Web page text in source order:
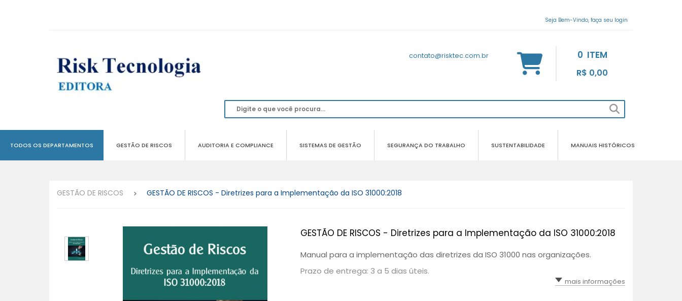
Seja Bem-Vindo, faça seu login
contato@risktec.com.br 0 ITEM
R$ 0,00
TODOS OS DEPARTAMENTOS GESTÃO DE RISCOS AUDITORIA E COMPLIANCE SISTEMAS DE GESTÃO SEGURANÇA DO TRABALHO SUSTENTABILIDADE MANUAIS HISTÓRICOS
GESTÃO DE RISCOS GESTÃO DE RISCOS - Diretrizes para a Implementação da ISO 31000:2018
GESTÃO DE RISCOS - Diretrizes para a Implementação da ISO 31000:2018
Manual para a implementação das diretrizes da ISO 31000 nas organizações.
Prazo de entrega: 3 a 5 dias úteis.
mais informações